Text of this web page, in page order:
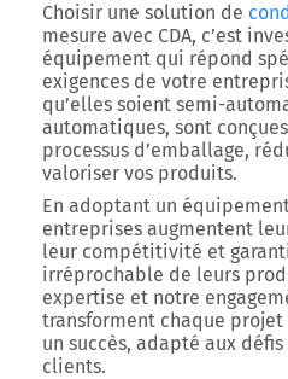
Choisir une solution de
mesure avec CDA, c’est
équipement qui répond
exigences de votre
qu’elles soient semi-
automatiques, sont
processus d’emballage,
valoriser vos produits.
En adoptant un
entreprises augmentent
leur compétitivité et
irréprochable de leurs
expertise et notre
transforment chaque projet
un succès, adapté aux
clients.